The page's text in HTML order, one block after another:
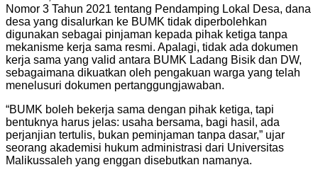
Nomor 3 Tahun 2021 tentang Pendamping Lokal Desa, dana
desa yang disalurkan ke BUMK tidak diperbolehkan
digunakan sebagai pinjaman kepada pihak ketiga tanpa
mekanisme kerja sama resmi. Apalagi, tidak ada dokumen
kerja sama yang valid antara BUMK Ladang Bisik dan DW,
sebagaimana dikuatkan oleh pengakuan warga yang telah
menelusuri dokumen pertanggungjawaban.
“BUMK boleh bekerja sama dengan pihak ketiga, tapi
bentuknya harus jelas: usaha bersama, bagi hasil, ada
perjanjian tertulis, bukan peminjaman tanpa dasar,” ujar
seorang akademisi hukum administrasi dari Universitas
Malikussaleh yang enggan disebutkan namanya.